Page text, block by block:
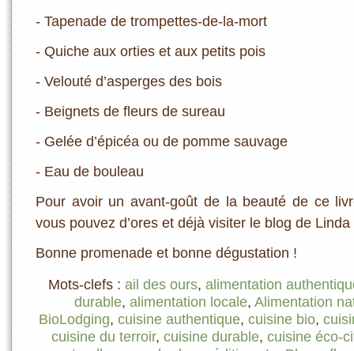
- Tapenade de trompettes-de-la-mort
- Quiche aux orties et aux petits pois
- Velouté d’asperges des bois
- Beignets de fleurs de sureau
- Gelée d’épicéa ou de pomme sauvage
- Eau de bouleau
Pour avoir un avant-goût de la beauté de ce
vous pouvez d’ores et déjà visiter le blog de
Bonne promenade et bonne dégustation !
Mots-clefs : ail des ours, alimentation
durable, alimentation locale, Alimentation
BioLodging, cuisine authentique, cuisine bio,
cuisine du terroir, cuisine durable, cuisine éco-